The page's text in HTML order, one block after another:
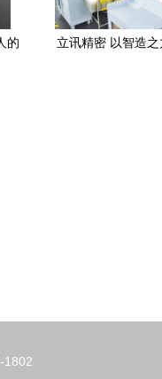
的
立讯精密 以智造
1802